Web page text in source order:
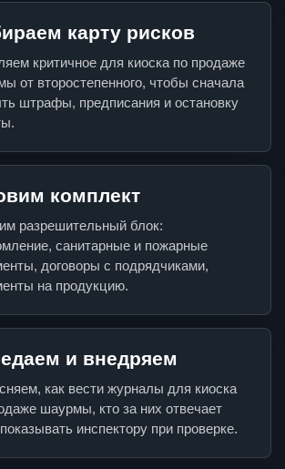
карту рисков
критичное для киоска по продаже
от второстепенного, чтобы сначала
штрафы, предписания и остановку
комплект
разрешительный блок:
санитарные и пожарные
договоры с подрядчиками,
на продукцию.
и внедряем
как вести журналы для киоска
шаурмы, кто за них отвечает
инспектору при проверке.